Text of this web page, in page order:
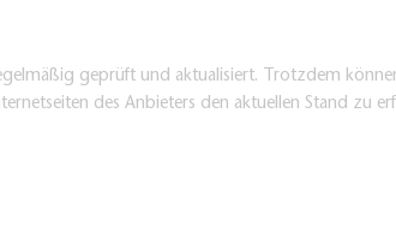
geprüft und aktualisiert. Trotzdem
des Anbieters den aktuellen Stand zu